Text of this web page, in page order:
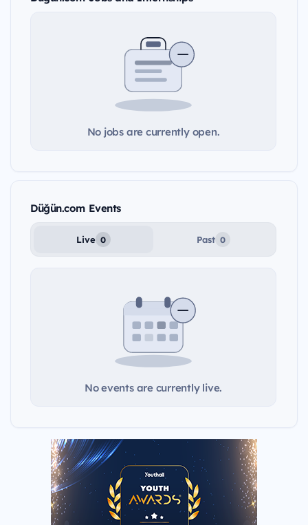
No jobs are currently open.
Düğün.com Events
Live 0 Past 0
No events are currently live.